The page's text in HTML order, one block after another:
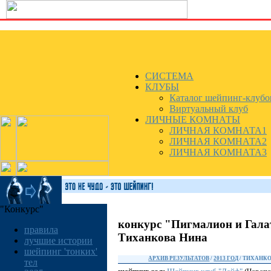
СИСТЕМА
КЛУБЫ
Каталог шейпинг-
Виртуальный клуб
ЛИЧНЫЕ КОМНАТЫ
ЛИЧНАЯ КОМНАТА1
ЛИЧНАЯ КОМНАТА2
ЛИЧНАЯ КОМНАТА3
"Конкурс"
правила
лучшие истории
шейпинг 'тонких'
тел
конкурс "Пигмалион и
Тиханкова Нина
АРХИВ РЕЗУЛЬТАТОВ /2013 ГОД /